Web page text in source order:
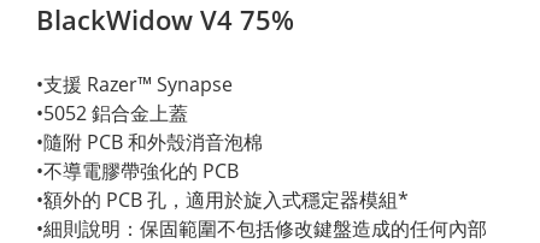
BlackWidow V4 75%
•支援 Razer™ Synapse
•5052 鋁合金上蓋
•隨附 PCB 和外殼消音泡棉
•不導電膠帶強化的 PCB
•額外的 PCB 孔，適用於旋入式穩定器模組*
•細則說明：保固範圍不包括修改鍵盤造成的任何內部